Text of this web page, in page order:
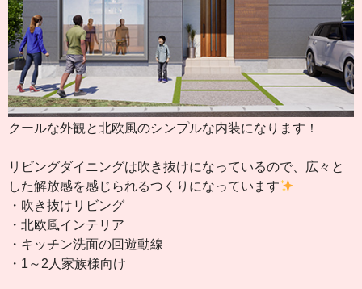
クールな外観と北欧風のシンプルな内装になります！
リビングダイニングは吹き抜けになっているので、広々と
した解放感を感じられるつくりになっています
・吹き抜けリビング
・北欧風インテリア
・キッチン洗面の回遊動線
・1～2人家族様向け